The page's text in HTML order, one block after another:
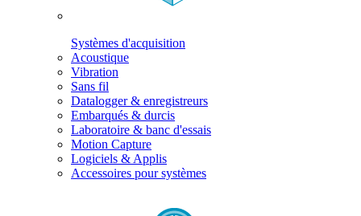
Systèmes d'acquisition
Acoustique
Vibration
Sans fil
Datalogger & enregistreurs
Embarqués & durcis
Laboratoire & banc d'essais
Motion Capture
Logiciels & Applis
Accessoires pour systèmes